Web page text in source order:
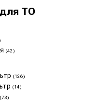
ТО
(42)
(126)
(14)
(73)